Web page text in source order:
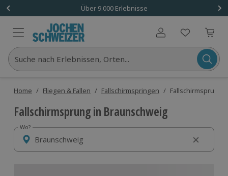
Über 9.000 Erlebnisse
Benutzerkonto
Suche nach Erlebnissen, Orten...
Home / Fliegen & Fallen / Fallschirmspringen / Fallschirmsprung
Fallschirmsprung in Braunschweig
Wo?
Wo?